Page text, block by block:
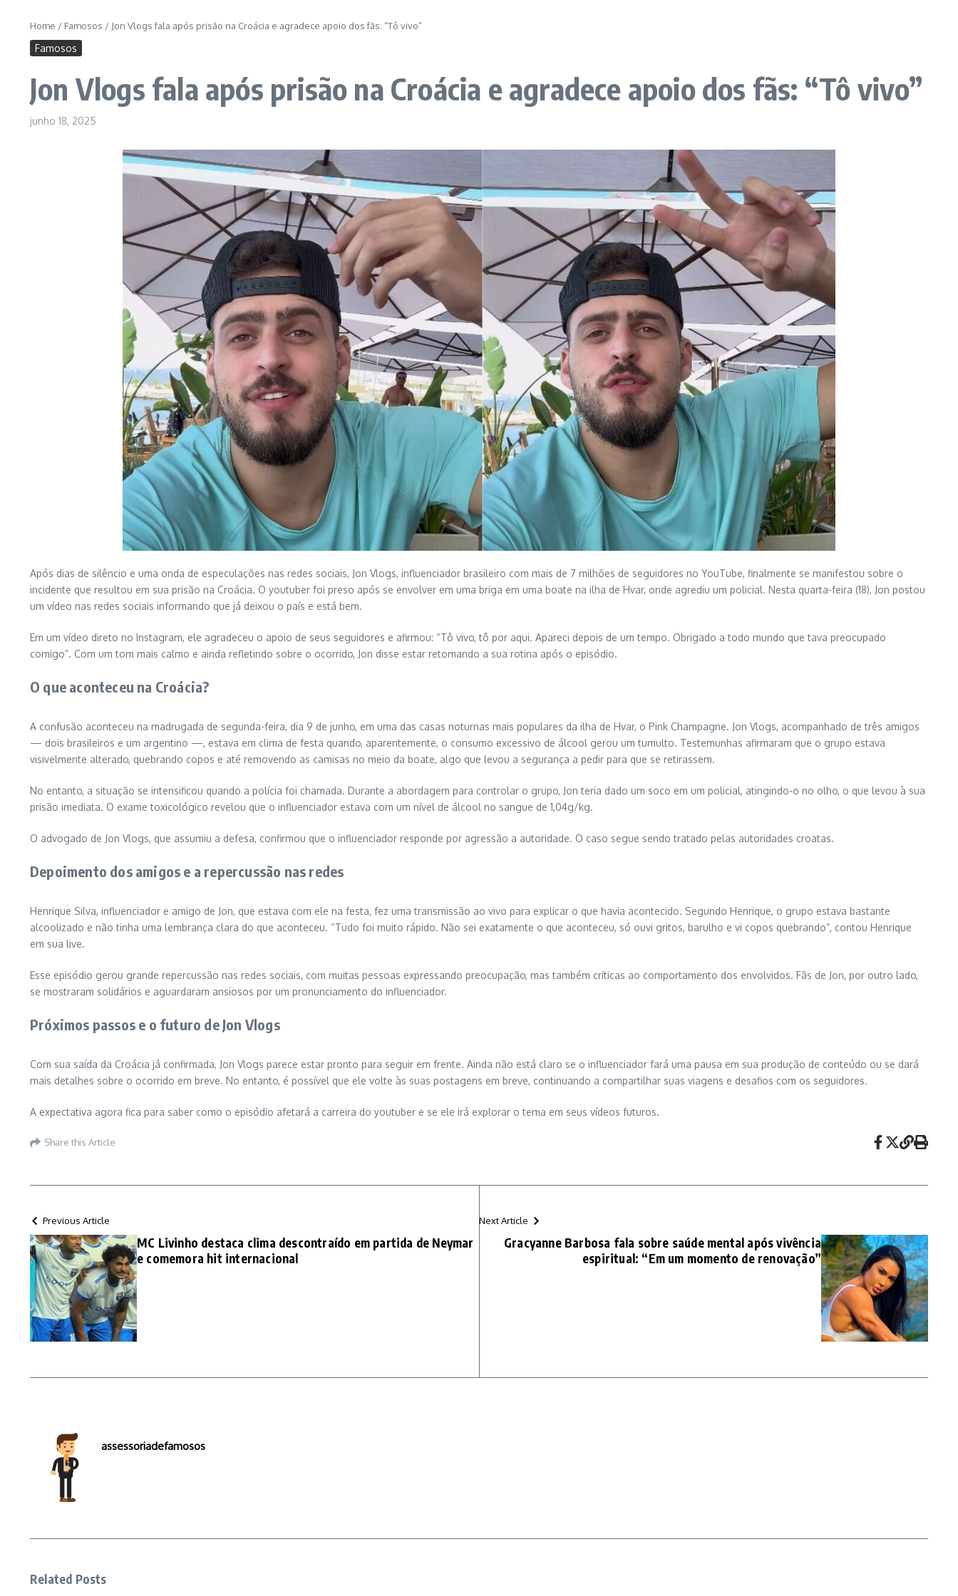
Home / Famosos / Jon Vlogs fala após prisão na Croácia e agradece apoio dos fãs: “Tô vivo”
Famosos
Jon Vlogs fala após prisão na Croácia e agradece apoio dos fãs: “Tô vivo”
junho 18, 2025
Após dias de silêncio e uma onda de especulações nas redes sociais, Jon Vlogs, influenciador brasileiro com mais de 7 milhões de seguidores no YouTube, finalmente se manifestou sobre o
incidente que resultou em sua prisão na Croácia. O youtuber foi preso após se envolver em uma briga em uma boate na ilha de Hvar, onde agrediu um policial. Nesta quarta-feira (18), Jon postou
um vídeo nas redes sociais informando que já deixou o país e está bem.
Em um vídeo direto no Instagram, ele agradeceu o apoio de seus seguidores e afirmou: “Tô vivo, tô por aqui. Apareci depois de um tempo. Obrigado a todo mundo que tava preocupado
comigo”. Com um tom mais calmo e ainda refletindo sobre o ocorrido, Jon disse estar retomando a sua rotina após o episódio.
O que aconteceu na Croácia?
A confusão aconteceu na madrugada de segunda-feira, dia 9 de junho, em uma das casas noturnas mais populares da ilha de Hvar, o Pink Champagne. Jon Vlogs, acompanhado de três amigos
— dois brasileiros e um argentino —, estava em clima de festa quando, aparentemente, o consumo excessivo de álcool gerou um tumulto. Testemunhas afirmaram que o grupo estava
visivelmente alterado, quebrando copos e até removendo as camisas no meio da boate, algo que levou a segurança a pedir para que se retirassem.
No entanto, a situação se intensificou quando a polícia foi chamada. Durante a abordagem para controlar o grupo, Jon teria dado um soco em um policial, atingindo-o no olho, o que levou à sua
prisão imediata. O exame toxicológico revelou que o influenciador estava com um nível de álcool no sangue de 1,04g/kg.
O advogado de Jon Vlogs, que assumiu a defesa, confirmou que o influenciador responde por agressão a autoridade. O caso segue sendo tratado pelas autoridades croatas.
Depoimento dos amigos e a repercussão nas redes
Henrique Silva, influenciador e amigo de Jon, que estava com ele na festa, fez uma transmissão ao vivo para explicar o que havia acontecido. Segundo Henrique, o grupo estava bastante
alcoolizado e não tinha uma lembrança clara do que aconteceu. “Tudo foi muito rápido. Não sei exatamente o que aconteceu, só ouvi gritos, barulho e vi copos quebrando”, contou Henrique
em sua live.
Esse episódio gerou grande repercussão nas redes sociais, com muitas pessoas expressando preocupação, mas também críticas ao comportamento dos envolvidos. Fãs de Jon, por outro lado,
se mostraram solidários e aguardaram ansiosos por um pronunciamento do influenciador.
Próximos passos e o futuro de Jon Vlogs
Com sua saída da Croácia já confirmada, Jon Vlogs parece estar pronto para seguir em frente. Ainda não está claro se o influenciador fará uma pausa em sua produção de conteúdo ou se dará
mais detalhes sobre o ocorrido em breve. No entanto, é possível que ele volte às suas postagens em breve, continuando a compartilhar suas viagens e desafios com os seguidores.
A expectativa agora fica para saber como o episódio afetará a carreira do youtuber e se ele irá explorar o tema em seus vídeos futuros.
Share this Article
Previous Article
MC Livinho destaca clima descontraído em partida de Neymar
e comemora hit internacional
Next Article
Gracyanne Barbosa fala sobre saúde mental após vivência
espiritual: “Em um momento de renovação”
assessoriadefamosos
Related Posts